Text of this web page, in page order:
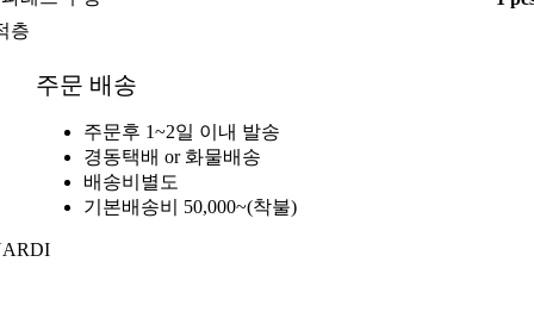
층
주문 배송
주문후 1~2일 이내 발송
경동택배 or 화물배송
배송비별도
기본배송비 50,000~(착불)